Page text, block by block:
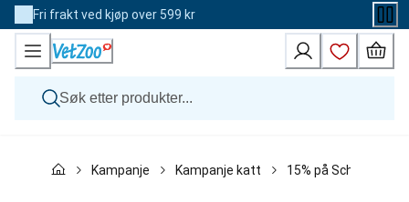
Skip
to
Content
Fri frakt ved kjøp over 599 kr
Katt
Kampanje Kampanje katt 15% på Schesir